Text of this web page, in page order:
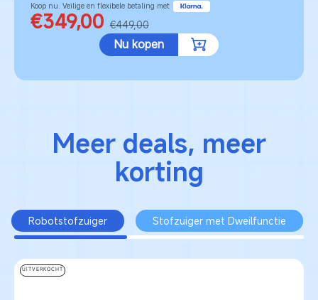
Koop nu. Veilige en flexibele betaling met
€349,00 €449,00
Nu kopen
Meer deals, meer
korting
Robotstofzuiger Stofzuiger met Dweilfunctie
UITVERKOCHT